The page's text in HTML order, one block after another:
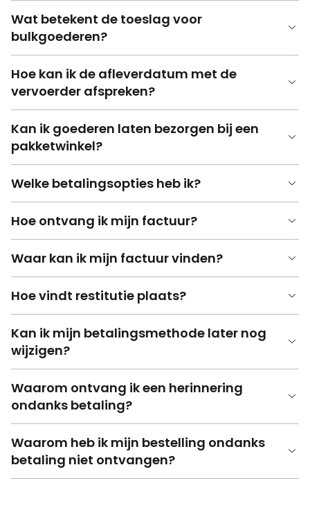
Wat betekent de toeslag voor
bulkgoederen?
Hoe kan ik de afleverdatum met de
vervoerder afspreken?
Kan ik goederen laten bezorgen bij een
pakketwinkel?
Welke betalingsopties heb ik?
Hoe ontvang ik mijn factuur?
Waar kan ik mijn factuur vinden?
Hoe vindt restitutie plaats?
Kan ik mijn betalingsmethode later nog
wijzigen?
Waarom ontvang ik een herinnering
ondanks betaling?
Waarom heb ik mijn bestelling ondanks
betaling niet ontvangen?